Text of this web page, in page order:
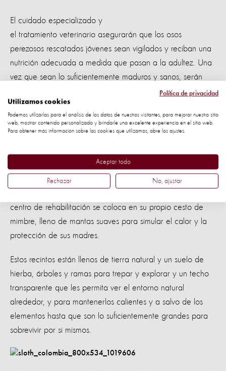
El cuidado especializado y
el tratamiento veterinario asegurarán que los osos
perezosos rescatados jóvenes sean vigilados y reciban una
nutrición adecuada a medida que pasan a la adultez. Una
vez que sean lo suficientemente maduros y sanos, serán
Osos perezosos en rehabilitación
de haber sido alejados de sus madres a una edad
temprana.
centro de rehabilitación se coloca en su propio cesto de
mimbre, lleno de mantas suaves para simular el calor y la
protección de sus madres.
Estos recintos están llenos de tierra natural y un suelo de
hierba, árboles y ramas para trepar y explorar y un techo
transparente que les permita ver el entorno natural
alrededor, y para mantenerlos calientes y a salvo de los
elementos hasta que son lo suficientemente grandes para
sobrevivir por si mismos.
Política de privacidad
Utilizamos cookies
Podemos utilizarlas para el análisis de los datos de nuestros visitantes, para mejorar nuestro sitio
web, mostrar contenido personalizado y brindarle una excelente experiencia en el sitio web.
Para obtener más información sobre las cookies que utilizamos, abre los ajustes.
Aceptar todo
Rechazar No, ajustar